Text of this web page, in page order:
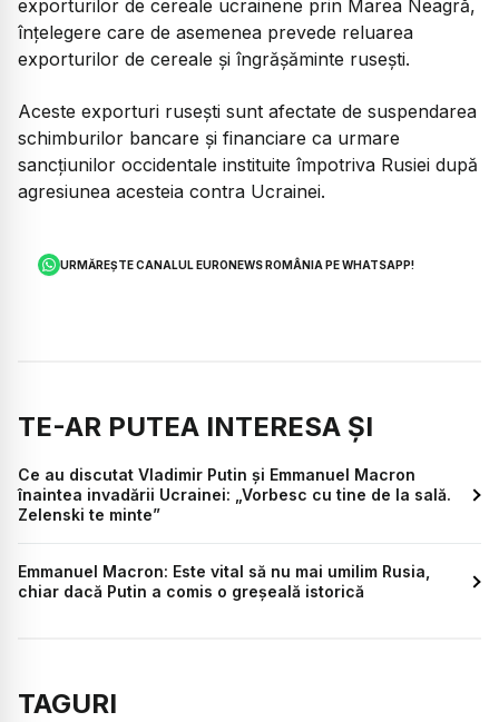
exporturilor de cereale ucrainene prin Marea Neagră,
înţelegere care de asemenea prevede reluarea
exporturilor de cereale şi îngrăşăminte ruseşti.
Aceste exporturi ruseşti sunt afectate de suspendarea
schimburilor bancare şi financiare ca urmare
sancţiunilor occidentale instituite împotriva Rusiei după
agresiunea acesteia contra Ucrainei.
URMĂREȘTE CANALUL EURONEWS ROMÂNIA PE WHATSAPP!
TE-AR PUTEA INTERESA ȘI
Ce au discutat Vladimir Putin și Emmanuel Macron
înaintea invadării Ucrainei: „Vorbesc cu tine de la sală.
Zelenski te minte”
Emmanuel Macron: Este vital să nu mai umilim Rusia,
chiar dacă Putin a comis o greșeală istorică
TAGURI